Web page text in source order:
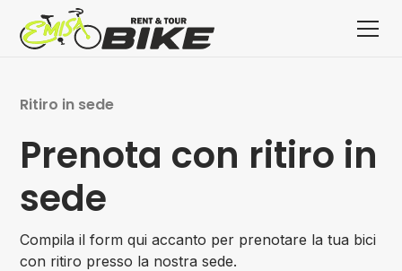
Ritiro in sede
Prenota con ritiro in
sede
Compila il form qui accanto per prenotare la tua bici
con ritiro presso la nostra sede.